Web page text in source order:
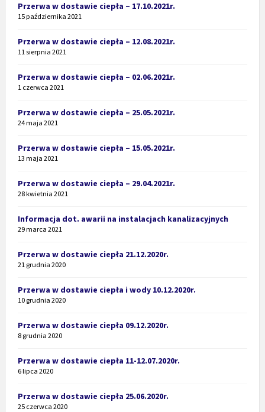
Przerwa w dostawie ciepła – 17.10.2021r.
15 października 2021
Przerwa w dostawie ciepła – 12.08.2021r.
11 sierpnia 2021
Przerwa w dostawie ciepła – 02.06.2021r.
1 czerwca 2021
Przerwa w dostawie ciepła – 25.05.2021r.
24 maja 2021
Przerwa w dostawie ciepła – 15.05.2021r.
13 maja 2021
Przerwa w dostawie ciepła – 29.04.2021r.
28 kwietnia 2021
Informacja dot. awarii na instalacjach kanalizacyjnych
29 marca 2021
Przerwa w dostawie ciepła 21.12.2020r.
21 grudnia 2020
Przerwa w dostawie ciepła i wody 10.12.2020r.
10 grudnia 2020
Przerwa w dostawie ciepła 09.12.2020r.
8 grudnia 2020
Przerwa w dostawie ciepła 11-12.07.2020r.
6 lipca 2020
Przerwa w dostawie ciepła 25.06.2020r.
25 czerwca 2020